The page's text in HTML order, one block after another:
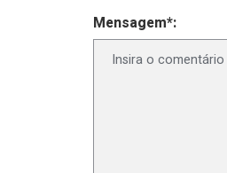
Mensagem*: